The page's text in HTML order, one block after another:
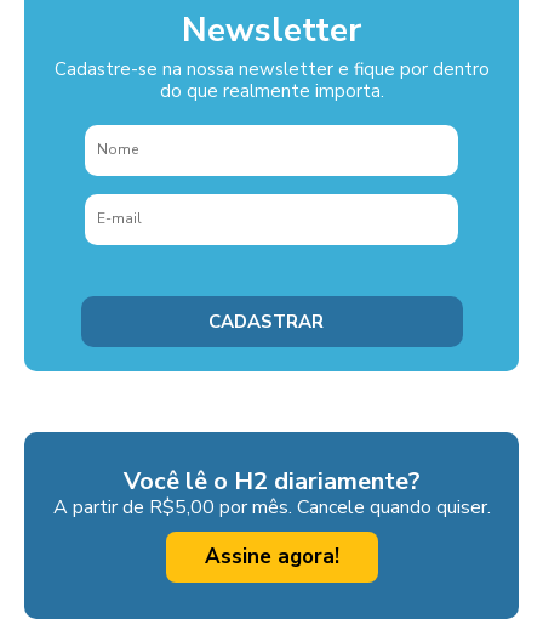
Newsletter
Cadastre-se na nossa newsletter e fique por dentro
do que realmente importa.
Você lê o H2 diariamente?
A partir de R$5,00 por mês. Cancele quando quiser.
Assine agora!